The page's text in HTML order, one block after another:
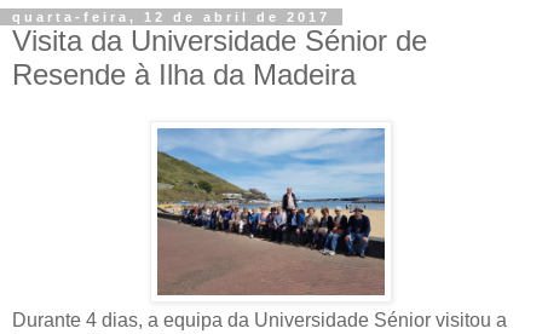
quarta-feira, 12 de abril de 2017
Visita da Universidade Sénior de
Resende à Ilha da Madeira
Durante 4 dias, a equipa da Universidade Sénior visitou a